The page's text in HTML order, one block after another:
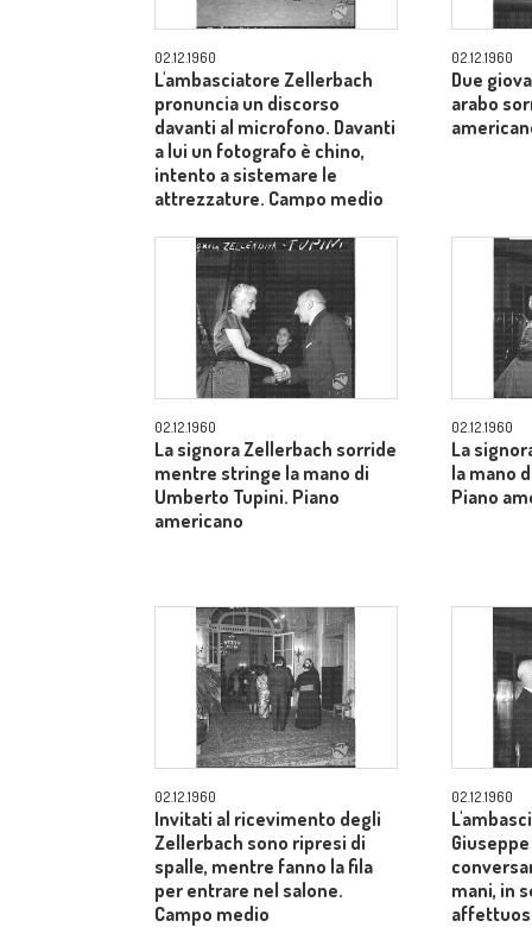
02.12.1960
L'ambasciatore Zellerbach
pronuncia un discorso
davanti al microfono. Davanti
a lui un fotografo è chino,
intento a sistemare le
attrezzature. Campo medio
02.12.1960
Due
arabo
02.12.1960
La signora Zellerbach sorride
mentre stringe la mano di
Umberto Tupini. Piano
americano
02.12.1960
La
la mano
Piano
02.12.1960
Invitati al ricevimento degli
Zellerbach sono ripresi di
spalle, mentre fanno la fila
per entrare nel salone.
Campo medio
02.12.1960
mani, in